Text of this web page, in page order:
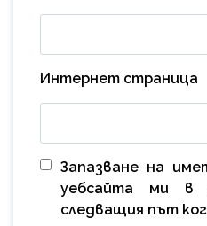
Интернет страница
Запазване на
уебсайта ми в
следващия път